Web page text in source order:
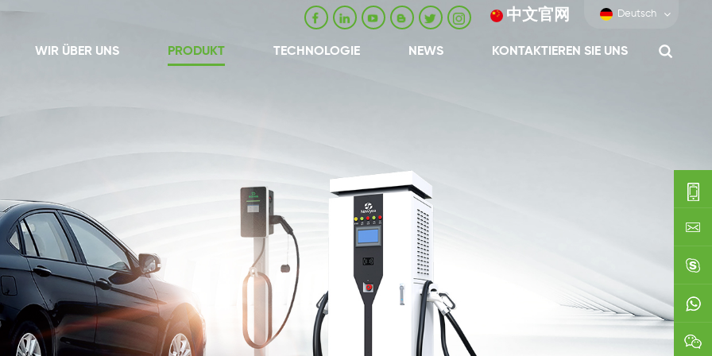
中文官网 Deutsch
WIR ÜBER UNS PRODUKT TECHNOLOGIE NEWS KONTAKTIEREN SIE UNS
0086-
0592-